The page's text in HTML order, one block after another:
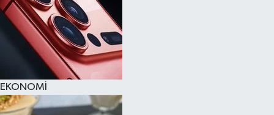
EKONOMİ